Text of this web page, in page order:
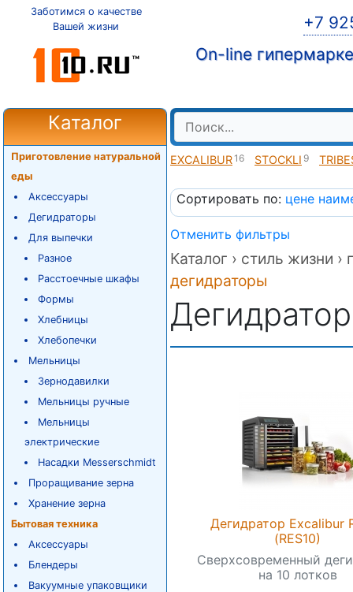
Заботимся о качестве
Вашей жизни
+7
On-line
Каталог
Приготовление натуральной
еды
Аксессуары
Дегидраторы
Для выпечки
Разное
Расстоечные шкафы
Формы
Хлебницы
Хлебопечки
Мельницы
Зернодавилки
Мельницы ручные
Мельницы
электрические
Насадки Messerschmidt
Проращивание зерна
Хранение зерна
Бытовая техника
Аксессуары
Блендеры
Вакуумные упаковщики
EXCALIBUR16 STOCKLI 9
Сортировать по: цене
Отменить фильтры
Каталог › стиль жизни ›
дегидраторы
Дегидратор Excalibur
(RES10)
Сверхсовременный
на 10 лотков